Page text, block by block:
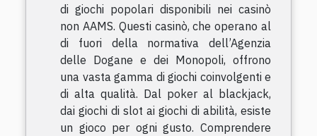
di giochi popolari disponibili nei casinò
non AAMS. Questi casinò, che operano al
di fuori della normativa dell’Agenzia
delle Dogane e dei Monopoli, offrono
una vasta gamma di giochi coinvolgenti e
di alta qualità. Dal poker al blackjack,
dai giochi di slot ai giochi di abilità, esiste
un gioco per ogni gusto. Comprendere